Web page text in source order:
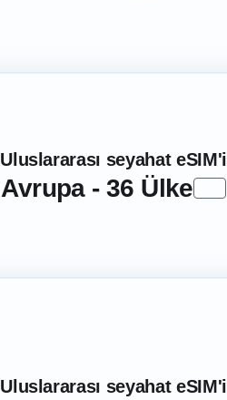
Uluslararası seyahat eSIM'i
Avrupa - 36 Ülke
Uluslararası seyahat eSIM'i